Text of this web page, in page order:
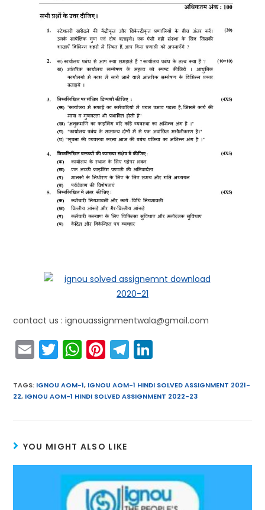
contact us : ignouassignmentwala@gmail.com
E
m
ai
l
T
w
itt
er
W
h
a
ts
p
p
Pi
nt
er
e
T
el
e
gr
k
e
TAGS: IGNOU AOM-1, IGNOU AOM-1 HINDI SOLVED ASSIGNMENT 2021-
22, IGNOU AOM-1 HINDI SOLVED ASSIGNMENT 2022-23
YOU MIGHT ALSO LIKE